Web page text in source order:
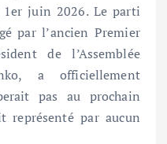
1er juin 2026. Le parti
par l’ancien Premier
de l’Assemblée
a officiellement
pas au prochain
représenté par aucun